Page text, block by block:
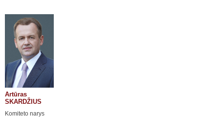
Artūras
SKARDŽIUS
Komiteto narys